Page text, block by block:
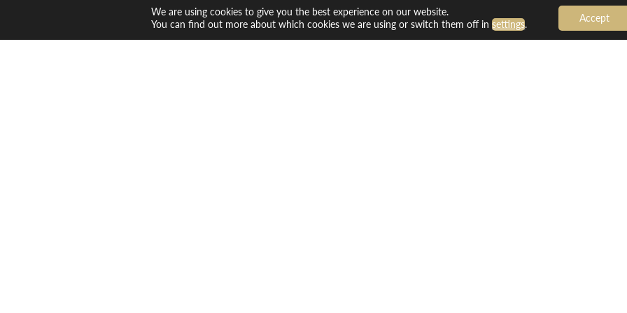
We are using cookies to give you the best experience on our website.
You can find out more about which cookies we are using or switch them off insettings.
Accept